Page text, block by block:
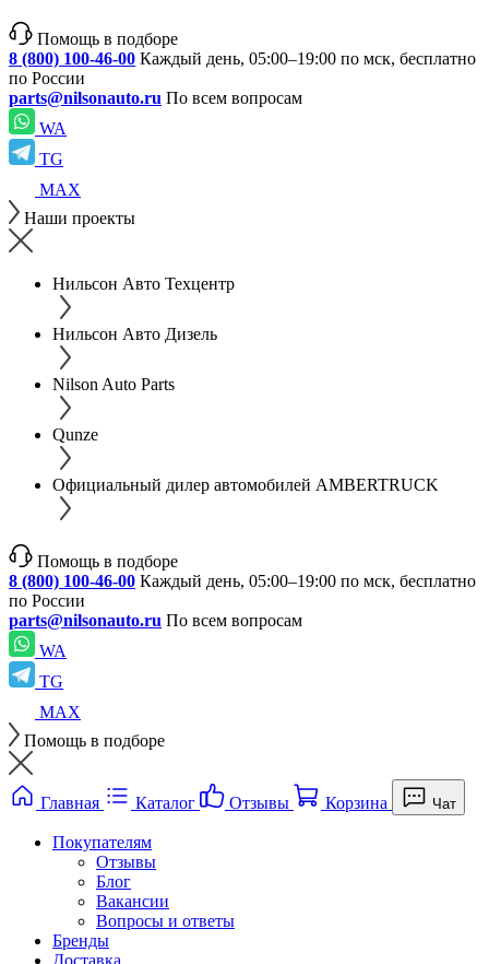
Помощь в подборе
8 (800) 100-46-00 Каждый день, 05:00–19:00 по мск, бесплатно
по России
parts@nilsonauto.ru По всем вопросам
WA
TG
MAX
Наши проекты
Нильсон Авто Техцентр
Нильсон Авто Дизель
Nilson Auto Parts
Qunze
Официальный дилер автомобилей AMBERTRUCK
Помощь в подборе
8 (800) 100-46-00 Каждый день, 05:00–19:00 по мск, бесплатно
по России
parts@nilsonauto.ru По всем вопросам
WA
TG
MAX
Помощь в подборе
Главная Каталог Отзывы Корзина Чат
Покупателям
Отзывы
Блог
Вакансии
Вопросы и ответы
Бренды
Доставка